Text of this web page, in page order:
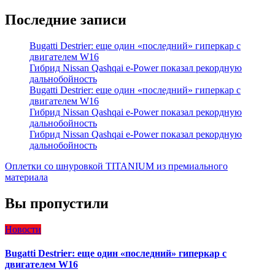
Последние записи
Bugatti Destrier: еще один «последний» гиперкар с
двигателем W16
Гибрид Nissan Qashqai e-Power показал рекордную
дальнобойность
Bugatti Destrier: еще один «последний» гиперкар с
двигателем W16
Гибрид Nissan Qashqai e-Power показал рекордную
дальнобойность
Гибрид Nissan Qashqai e-Power показал рекордную
дальнобойность
Оплетки со шнуровкой TITANIUM из премиального
материала
Вы пропустили
Новости
Bugatti Destrier: еще один «последний» гиперкар с
двигателем W16